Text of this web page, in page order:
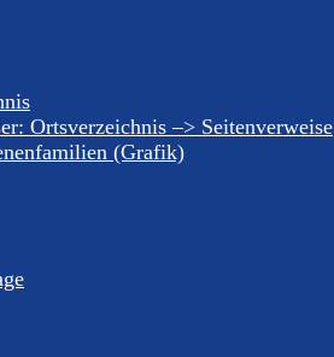
Ortsverzeichnis –> Seitenverweise
(Grafik)